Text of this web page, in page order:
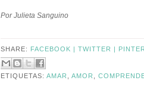
Por Julieta Sanguino
SHARE: FACEBOOK | TWITTER |
ETIQUETAS: AMAR AMOR